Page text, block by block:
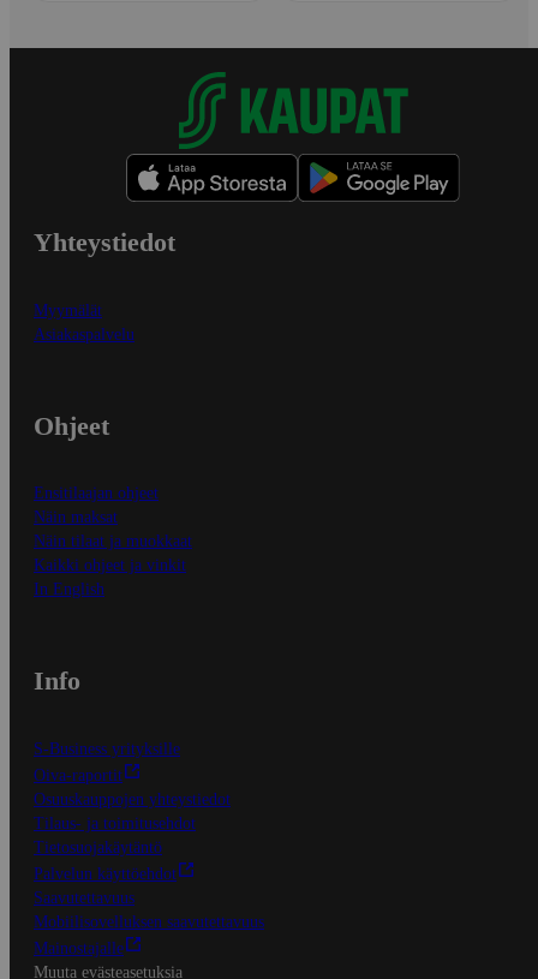
Yhteystiedot
Myymälät
Asiakaspalvelu
Ohjeet
Ensitilaajan ohjeet
Näin maksat
Näin tilaat ja muokkaat
Kaikki ohjeet ja vinkit
In English
Info
S-Business yrityksille
Oiva-raportit
Osuuskauppojen yhteystiedot
Tilaus- ja toimitusehdot
Tietosuojakäytäntö
Palvelun käyttöehdot
Saavutettavuus
Mobiilisovelluksen saavutettavuus
Mainostajalle
Muuta evästeasetuksia